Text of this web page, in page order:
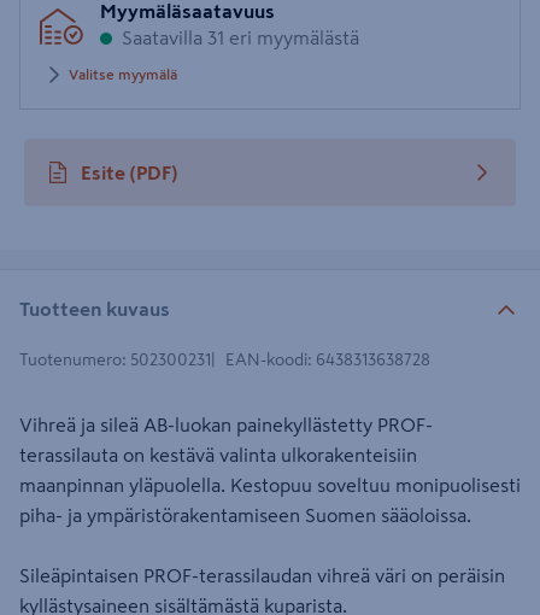
postinumero
Myymäläsaatavuus
Saatavilla 31 eri myymälästä
Valitse myymälä
Esite (PDF)
avautuu uuteen välilehteen
Tuotteen kuvaus
Tuotenumero: 502300231 EAN-koodi: 6438313638728
Vihreä ja sileä AB-luokan painekyllästetty PROF-
terassilauta on kestävä valinta ulkorakenteisiin
maanpinnan yläpuolella. Kestopuu soveltuu monipuolisesti
piha- ja ympäristörakentamiseen Suomen sääoloissa.
Sileäpintaisen PROF-terassilaudan vihreä väri on peräisin
kyllästysaineen sisältämästä kuparista.